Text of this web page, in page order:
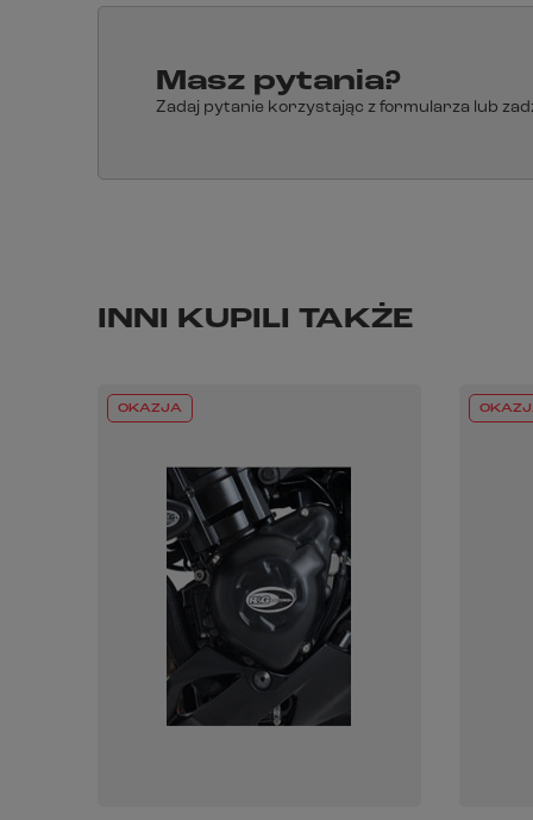
Masz pytania?
Zadaj pytanie korzystając z formularza lub
INNI KUPILI TAKŻE
OKAZJA